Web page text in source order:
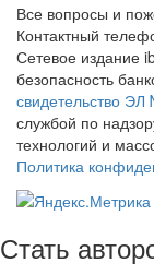
Все вопросы и
Контактный
Сетевое издание
безопасность
свидетельство
службой по
технологий и
Политика
Стать